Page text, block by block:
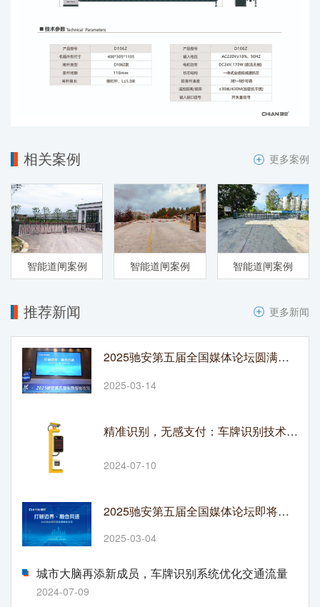
相关案例 更多案例
智能道闸案例 智能道闸案例 智能道闸案例
推荐新闻 更多新闻
2025驰安第五届全国媒体论坛圆满落幕：破界融合绘就传媒新图景
2025-03-14
精准识别，无感支付：车牌识别技术革新停车收费模式
2024-07-10
2025驰安第五届全国媒体论坛即将在渝开启
2025-03-04
城市大脑再添新成员，车牌识别系统优化交通流量
2024-07-09